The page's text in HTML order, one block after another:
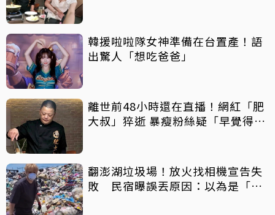
韓援啦啦隊女神準備在台置產！語
出驚人「想吃爸爸」
離世前48小時還在直播！網紅「肥
大叔」猝逝 暴瘦粉絲疑「早覺得不
翻澎湖垃圾場！放火找相機宣告失
敗 民宿曝誤丟原因：以為是「按